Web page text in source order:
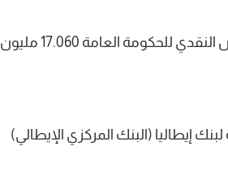
وفيما يتعلق بالأداء المالي للحكومة، بلغ صافي الفائض النقدي للحكومة العامة 17.060 مليون
إيطاليا (البنك المركزي الإيطالي)